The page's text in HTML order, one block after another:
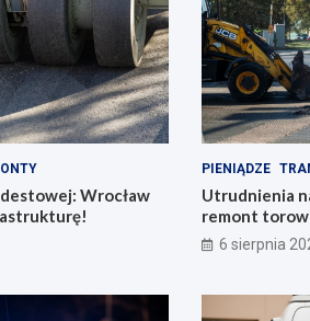
Wrocław
PIENIĄDZE
Utrudnienia
remont
6 sierpnia